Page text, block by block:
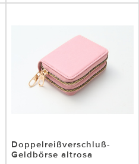
Doppelreißverschluß-
Geldbörse altrosa